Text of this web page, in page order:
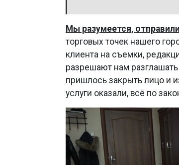
Мы разумеется,
торговых точек нашего
клиента на съемки,
разрешают нам
пришлось закрыть лицо и
услуги оказали, всё по